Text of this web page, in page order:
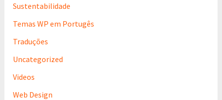
Sustentabilidade
Temas WP em Portugês
Traduções
Uncategorized
Videos
Web Design